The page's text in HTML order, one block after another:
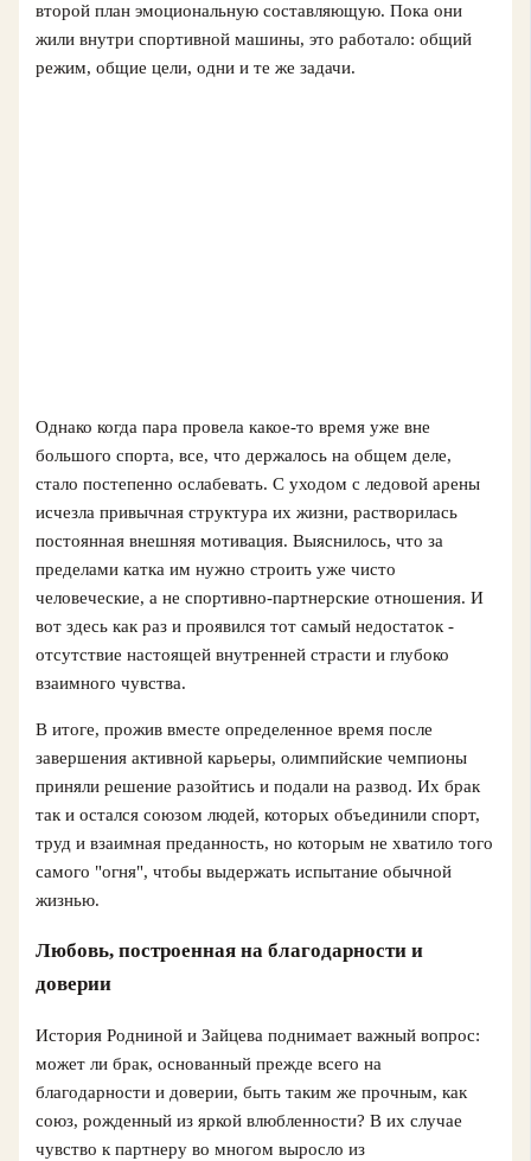
второй план эмоциональную составляющую. Пока они
жили внутри спортивной машины, это работало: общий
режим, общие цели, одни и те же задачи.
Однако когда пара провела какое-то время уже вне
большого спорта, все, что держалось на общем деле,
стало постепенно ослабевать. С уходом с ледовой арены
исчезла привычная структура их жизни, растворилась
постоянная внешняя мотивация. Выяснилось, что за
пределами катка им нужно строить уже чисто
человеческие, а не спортивно-партнерские отношения. И
вот здесь как раз и проявился тот самый недостаток -
отсутствие настоящей внутренней страсти и глубоко
взаимного чувства.
В итоге, прожив вместе определенное время после
завершения активной карьеры, олимпийские чемпионы
приняли решение разойтись и подали на развод. Их брак
так и остался союзом людей, которых объединили спорт,
труд и взаимная преданность, но которым не хватило того
самого "огня", чтобы выдержать испытание обычной
жизнью.
Любовь, построенная на благодарности и
доверии
История Родниной и Зайцева поднимает важный вопрос:
может ли брак, основанный прежде всего на
благодарности и доверии, быть таким же прочным, как
союз, рожденный из яркой влюбленности? В их случае
чувство к партнеру во многом выросло из